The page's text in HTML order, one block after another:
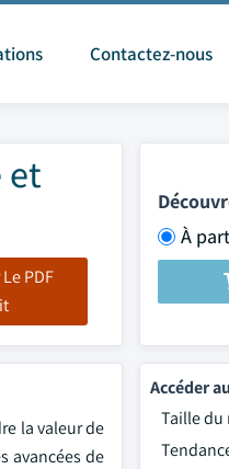
Contactez-nous
et
PDF
À
la valeur de
avancées de
Accéder
Taille du